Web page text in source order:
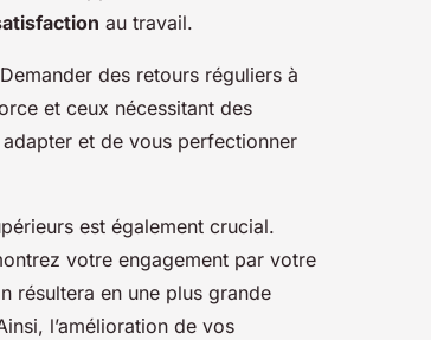
au travail.
des retours réguliers à
et ceux nécessitant des
et de vous perfectionner
est également crucial.
votre engagement par votre
résultera en une plus grande
l’amélioration de vos